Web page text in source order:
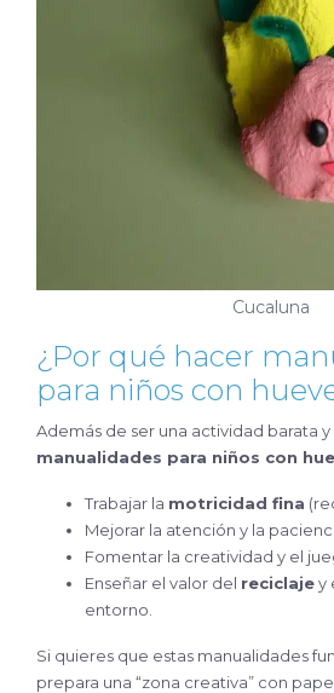
Cucaluna
¿Por qué hacer
para niños con
Además de ser una actividad barata
manualidades para niños con
Trabajar la motricidad fina
Mejorar la atención y la
Fomentar la creatividad y el
Enseñar el valor del reciclajey
entorno.
Si quieres que estas manualidades
prepara una “zona creativa” con